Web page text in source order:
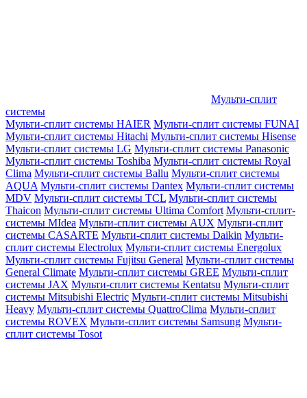
Мульти-сплит
системы
Мульти-сплит системы HAIER Мульти-сплит системы FUNAI
Мульти-сплит системы Hitachi Мульти-сплит системы Hisense
Мульти-сплит системы LG Мульти-сплит системы Panasonic
Мульти-сплит системы Toshiba Мульти-сплит системы Royal
Clima Мульти-сплит системы Ballu Мульти-сплит системы
AQUA Мульти-сплит системы Dantex Мульти-сплит системы
MDV Мульти-сплит системы TCL Мульти-сплит системы
Thaicon Мульти-сплит системы Ultima Comfort Мульти-сплит-
системы MIdea Мульти-сплит системы AUX Мульти-сплит
системы CASARTE Мульти-сплит системы Daikin Мульти-
сплит системы Electrolux Мульти-сплит системы Energolux
Мульти-сплит системы Fujitsu General Мульти-сплит системы
General Climate Мульти-сплит системы GREE Мульти-сплит
системы JAX Мульти-сплит системы Kentatsu Мульти-сплит
системы Mitsubishi Electric Мульти-сплит системы Mitsubishi
Heavy Мульти-сплит системы QuattroClima Мульти-сплит
системы ROVEX Мульти-сплит системы Samsung Мульти-
сплит системы Tosot